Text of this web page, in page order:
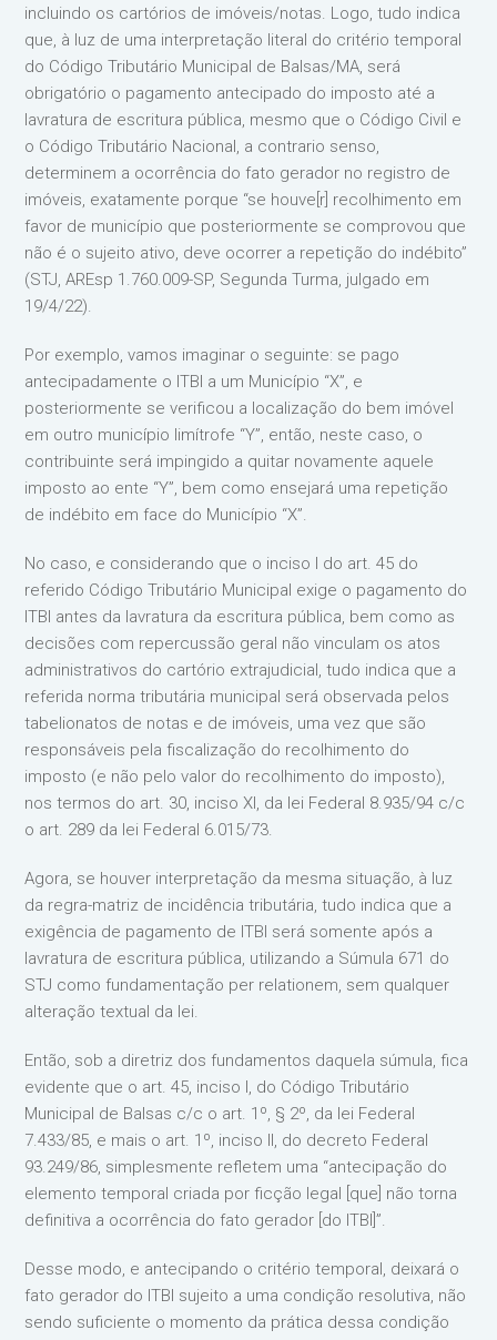
incluindo os cartórios de imóveis/notas. Logo, tudo indica
que, à luz de uma interpretação literal do critério temporal
do Código Tributário Municipal de Balsas/MA, será
obrigatório o pagamento antecipado do imposto até a
lavratura de escritura pública, mesmo que o Código Civil e
o Código Tributário Nacional, a contrario senso,
determinem a ocorrência do fato gerador no registro de
imóveis, exatamente porque “se houve[r] recolhimento em
favor de município que posteriormente se comprovou que
não é o sujeito ativo, deve ocorrer a repetição do indébito”
(STJ, AREsp 1.760.009-SP, Segunda Turma, julgado em
19/4/22).
Por exemplo, vamos imaginar o seguinte: se pago
antecipadamente o ITBI a um Município “X”, e
posteriormente se verificou a localização do bem imóvel
em outro município limítrofe “Y”, então, neste caso, o
contribuinte será impingido a quitar novamente aquele
imposto ao ente “Y”, bem como ensejará uma repetição
de indébito em face do Município “X”.
No caso, e considerando que o inciso I do art. 45 do
referido Código Tributário Municipal exige o pagamento do
ITBI antes da lavratura da escritura pública, bem como as
decisões com repercussão geral não vinculam os atos
administrativos do cartório extrajudicial, tudo indica que a
referida norma tributária municipal será observada pelos
tabelionatos de notas e de imóveis, uma vez que são
responsáveis pela fiscalização do recolhimento do
imposto (e não pelo valor do recolhimento do imposto),
nos termos do art. 30, inciso XI, da lei Federal 8.935/94 c/c
o art. 289 da lei Federal 6.015/73.
Agora, se houver interpretação da mesma situação, à luz
da regra-matriz de incidência tributária, tudo indica que a
exigência de pagamento de ITBI será somente após a
lavratura de escritura pública, utilizando a Súmula 671 do
STJ como fundamentação per relationem, sem qualquer
alteração textual da lei.
Então, sob a diretriz dos fundamentos daquela súmula, fica
evidente que o art. 45, inciso I, do Código Tributário
Municipal de Balsas c/c o art. 1º, § 2º, da lei Federal
7.433/85, e mais o art. 1º, inciso II, do decreto Federal
93.249/86, simplesmente refletem uma “antecipação do
elemento temporal criada por ficção legal [que] não torna
definitiva a ocorrência do fato gerador [do ITBI]”.
Desse modo, e antecipando o critério temporal, deixará o
fato gerador do ITBI sujeito a uma condição resolutiva, não
sendo suficiente o momento da prática dessa condição